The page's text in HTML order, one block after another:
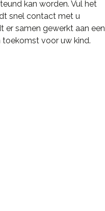
kan worden. Vul het
snel contact met u
er samen gewerkt aan een
toekomst voor uw kind.